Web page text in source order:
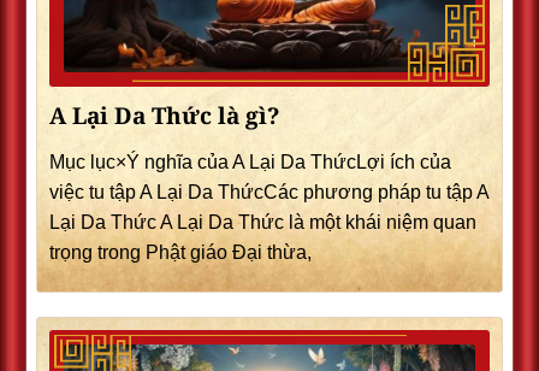
A Lại Da Thức là gì?
Mục lục×Ý nghĩa của A Lại Da ThứcLợi ích của
việc tu tập A Lại Da ThứcCác phương pháp tu tập A
Lại Da Thức A Lại Da Thức là một khái niệm quan
trọng trong Phật giáo Đại thừa,